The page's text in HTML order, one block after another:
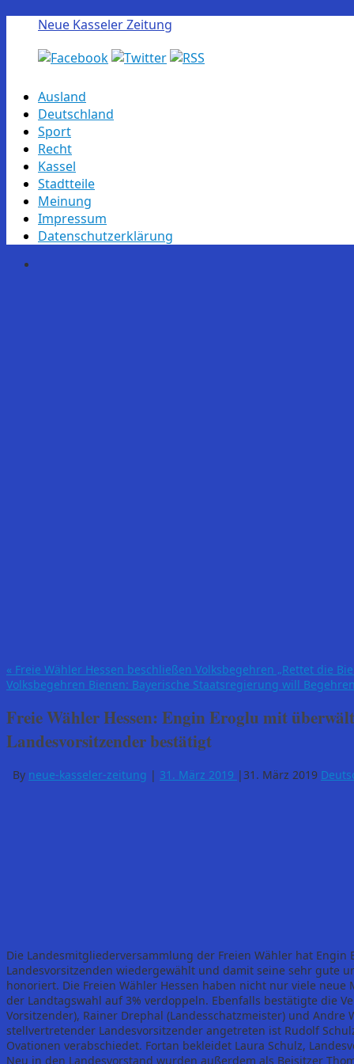
Neue Kasseler Zeitung
Skip
content
Ausland
Deutschland
Sport
Recht
Kassel
Stadtteile
Meinung
Impressum
Datenschutzerklärung
« Freie Wähler Hessen beschließen Volksbegehren „Rettet die
Volksbegehren Bienen: Bayerische Staatsregierung will
Freie Wähler Hessen: Engin Eroglu mit
Landesvorsitzender bestätigt
By neue-kasseler-zeitung | 31. März 2019 |31. März 2019
Die Landesmitgliederversammlung der Freien Wähler hat
Landesvorsitzenden wiedergewählt und damit seine sehr gute
honoriert. Die Freien Wähler Hessen haben nicht nur viele
der Landtagswahl auf 3% verdoppeln. Ebenfalls bestätigte die
Vorsitzender), Rainer Drephal (Landesschatzmeister) und Andre
stellvertretender Landesvorsitzender angetreten ist Rudolf
Ovationen verabschiedet. Fortan bekleidet Laura Schulz,
Neu in den Landesvorstand wurden außerdem als Beisitzer